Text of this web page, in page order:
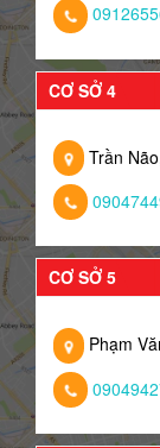
CƠ SỞ 4
Trần
CƠ SỞ 5
Phạm